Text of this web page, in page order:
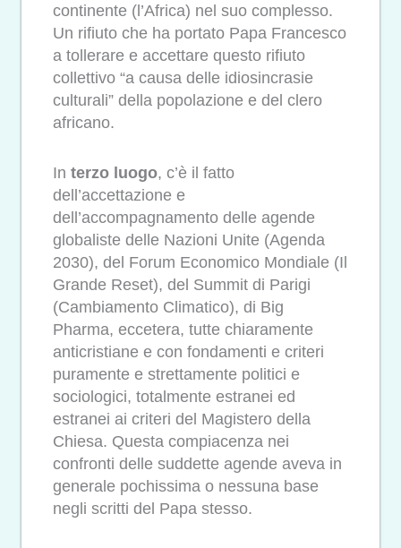
continente (l’Africa) nel suo complesso.
Un rifiuto che ha portato Papa Francesco
a tollerare e accettare questo rifiuto
collettivo “a causa delle idiosincrasie
culturali” della popolazione e del clero
africano.
In terzo luogo, c’è il fatto
dell’accettazione e
dell’accompagnamento delle agende
globaliste delle Nazioni Unite (Agenda
2030), del Forum Economico Mondiale (Il
Grande Reset), del Summit di Parigi
(Cambiamento Climatico), di Big
Pharma, eccetera, tutte chiaramente
anticristiane e con fondamenti e criteri
puramente e strettamente politici e
sociologici, totalmente estranei ed
estranei ai criteri del Magistero della
Chiesa. Questa compiacenza nei
confronti delle suddette agende aveva in
generale pochissima o nessuna base
negli scritti del Papa stesso.